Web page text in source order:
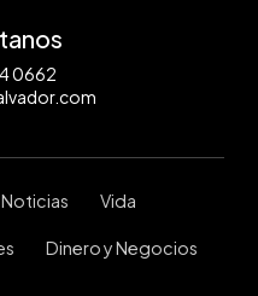
0662
Noticias Vida
Dinero y Negocios